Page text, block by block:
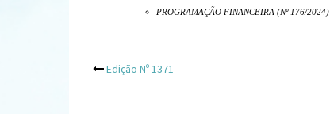
PROGRAMAÇÃO FINANCEIRA (Nº 176/2024)
Post
Edição Nº 1371